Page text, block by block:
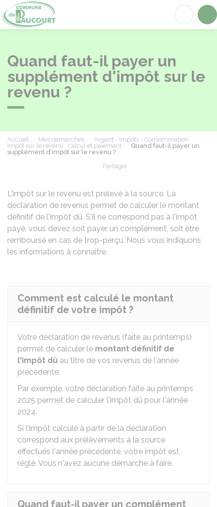
Quand faut-il payer un
supplément d'impôt sur le
revenu ?
Accueil Mes démarches
Argent - Impôts - Consommation
Impôt sur le revenu : calcul et paiement
Quand faut-il payer un
supplément d'impôt sur le revenu ?
Partager
L'impôt sur le revenu est prélevé à la source. La
déclaration de revenus permet de calculer le montant
définitif de l'impôt dû. S'il ne correspond pas à l'impôt
payé, vous devez soit payer un complément, soit être
remboursé en cas de trop-perçu. Nous vous indiquons
les informations à connaître.
Comment est calculé le montant
définitif de votre impôt ?
Votre déclaration de revenus (faite au printemps)
permet de calculer le montant définitif de
l'impôt dû au titre de vos revenus de l'année
précédente.
Par exemple, votre déclaration faite au printemps
2025 permet de calculer l'impôt dû pour l'année
2024.
Si l'impôt calculé à partir de la déclaration
correspond aux prélèvements à la source
effectués l'année précédente, votre impôt est
réglé. Vous n'avez aucune démarche à faire.
Quand faut-il payer un complément